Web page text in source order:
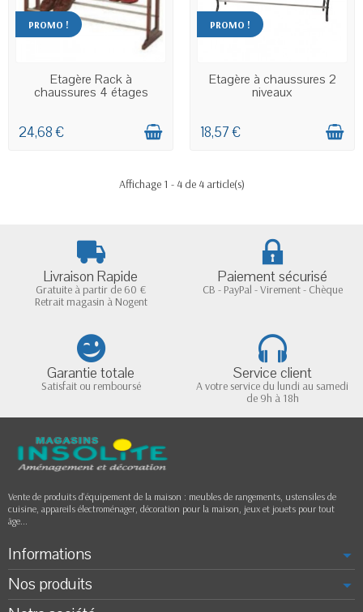
PROMO !
EN STOCK
Etagère Rack à
chaussures 4 étages
24,68 €
PROMO !
EN STOCK
Etagère à chaussures 2
niveaux
18,57 €
Affichage 1 - 4 de 4 article(s)
Livraison Rapide
Gratuite à partir de 60 €
Retrait magasin à Nogent
Paiement sécurisé
CB - PayPal - Virement - Chèque
Garantie totale
Satisfait ou remboursé
Service client
A votre service du lundi au samedi
de 9h à 18h
Vente de produits d'équipement de la maison : meubles de rangements, ustensiles de
cuisine, appareils électroménager, décoration pour la maison, jeux et jouets pour tout
âge...
Informations
Nos produits